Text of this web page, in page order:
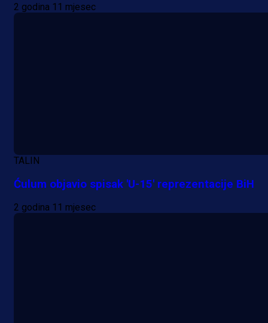
2 godina 11 mjesec
TALIN
Ćulum objavio spisak 'U-15' reprezentacije BiH
2 godina 11 mjesec